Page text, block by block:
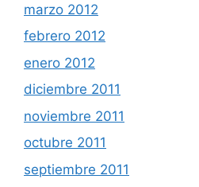
marzo 2012
febrero 2012
enero 2012
diciembre 2011
noviembre 2011
octubre 2011
septiembre 2011